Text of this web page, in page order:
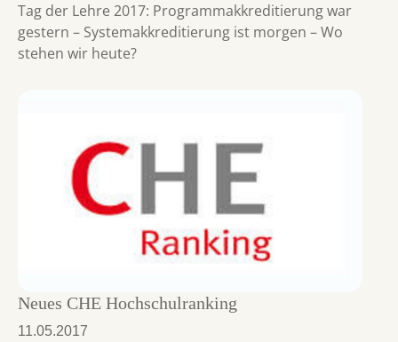
Tag der Lehre 2017: Programmakkreditierung war
gestern – Systemakkreditierung ist morgen – Wo
stehen wir heute?
Neues CHE Hochschulranking
11.05.2017